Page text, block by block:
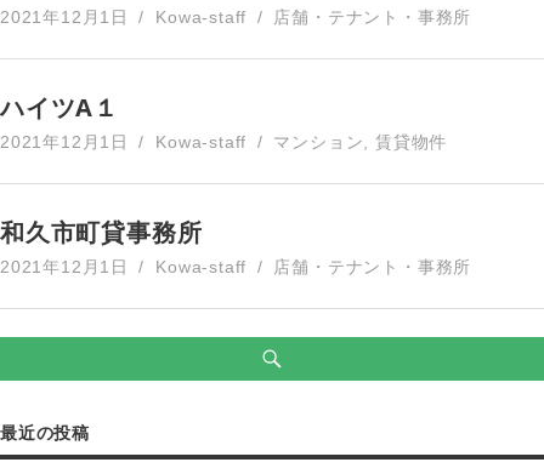
2021年12月1日 Kowa-staff 店舗・テナント・事務所
ハイツA１
2021年12月1日 Kowa-staff マンション ,賃貸物件
和久市町貸事務所
2021年12月1日 Kowa-staff 店舗・テナント・事務所
最近の投稿